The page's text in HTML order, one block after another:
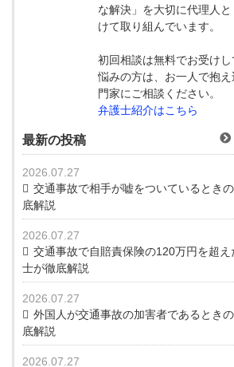
な解決」を大切に代理人
けて取り組んでいます。
初回相談は無料でお受け
悩みの方は、お一人で抱
門家にご相談ください。
弁護士紹介はこちら
最新の投稿
2026.07.27
交通事故で相手が嘘をついているとき
底解説
2026.07.27
交通事故で自賠責保険の120万円を超
士が徹底解説
2026.07.27
外国人が交通事故の加害者であるとき
底解説
2026.07.27